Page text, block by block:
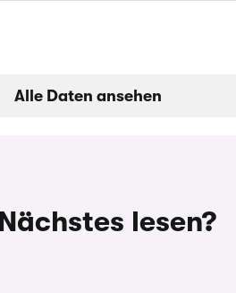
Alle Daten ansehen
lesen?